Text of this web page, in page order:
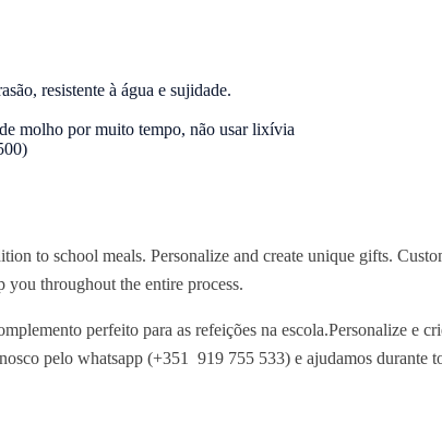
resistente à água e sujidade.
molho por muito tempo, não usar lixívia
to school meals. Personalize and create unique gifts.
throughout the entire process.